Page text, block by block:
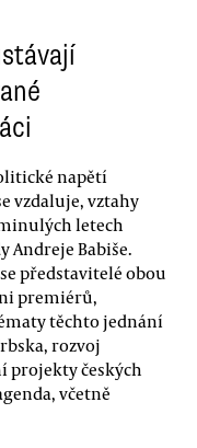
napětí
vzdaluje, vztahy
letech
Andreje Babiše.
představitelé obou
premiérů,
těchto jednání
rozvoj
projekty českých
včetně